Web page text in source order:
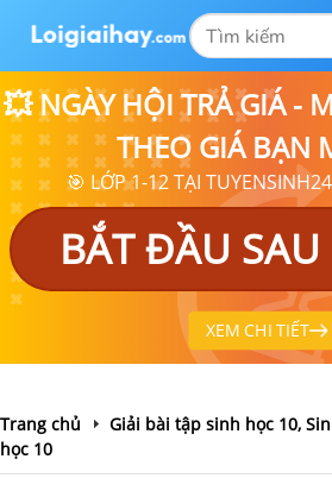
💥 NGÀY HỘI TRẢ GIÁ -
THEO GIÁ BẠN
🎯 LỚP 1-12 TẠI
BẮT ĐẦU
XEM CHI TIẾT
Trang chủ
Giải bài tập sinh học 10,
học 10